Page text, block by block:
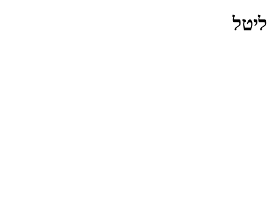
ליטל